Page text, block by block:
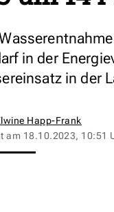
in der
in der
Happ-Frank
am 18.10.2023, 10:51